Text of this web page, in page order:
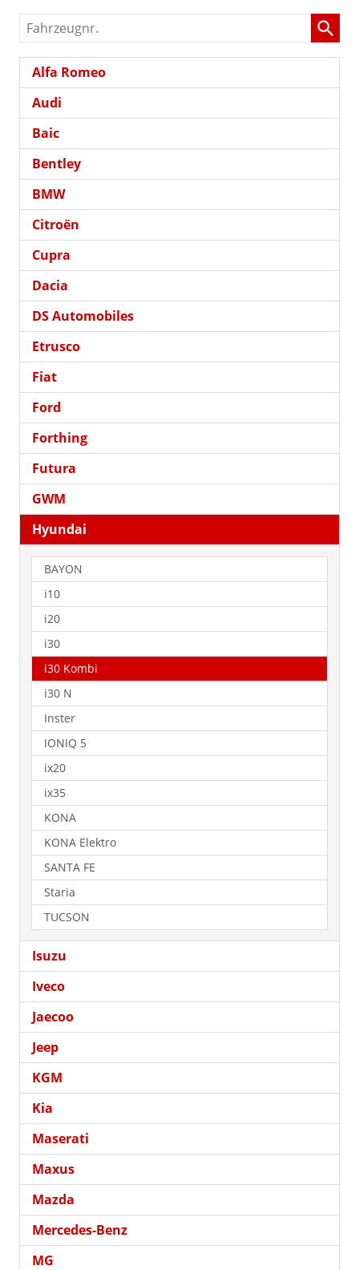
Fahrzeugnr.
Alfa Romeo
Audi
Baic
Bentley
BMW
Citroën
Cupra
Dacia
DS Automobiles
Etrusco
Fiat
Ford
Forthing
Futura
GWM
Hyundai
BAYON
i10
i20
i30
i30 Kombi
i30 N
Inster
IONIQ 5
ix20
ix35
KONA
KONA Elektro
SANTA FE
Staria
TUCSON
Isuzu
Iveco
Jaecoo
Jeep
KGM
Kia
Maserati
Maxus
Mazda
Mercedes-Benz
MG